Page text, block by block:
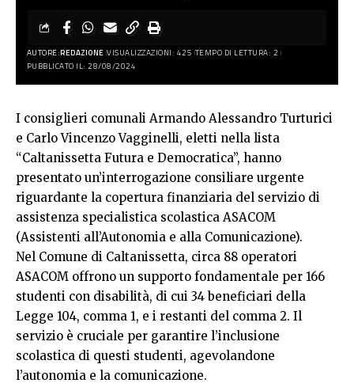
AUTORE:REDAZIONE VISUALIZZAZIONI: 425 TEMPO DI LETTURA: 2
PUBBLICATO IL: 28/08/2024
I consiglieri comunali Armando Alessandro Turturici
e Carlo Vincenzo Vagginelli, eletti nella lista
“Caltanissetta Futura e Democratica”, hanno
presentato un’interrogazione consiliare urgente
riguardante la copertura finanziaria del servizio di
assistenza specialistica scolastica ASACOM
(Assistenti all’Autonomia e alla Comunicazione).
Nel Comune di Caltanissetta, circa 88 operatori
ASACOM offrono un supporto fondamentale per 166
studenti con disabilità, di cui 34 beneficiari della
Legge 104, comma 1, e i restanti del comma 2. Il
servizio è cruciale per garantire l’inclusione
scolastica di questi studenti, agevolandone
l’autonomia e la comunicazione.